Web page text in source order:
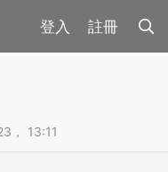
註冊
， 13:11